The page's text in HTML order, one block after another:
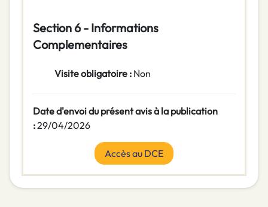
Section 6 - Informations
Complementaires
Visite obligatoire : Non
Date d'envoi du présent avis à la publication
:29/04/2026
Accès au DCE